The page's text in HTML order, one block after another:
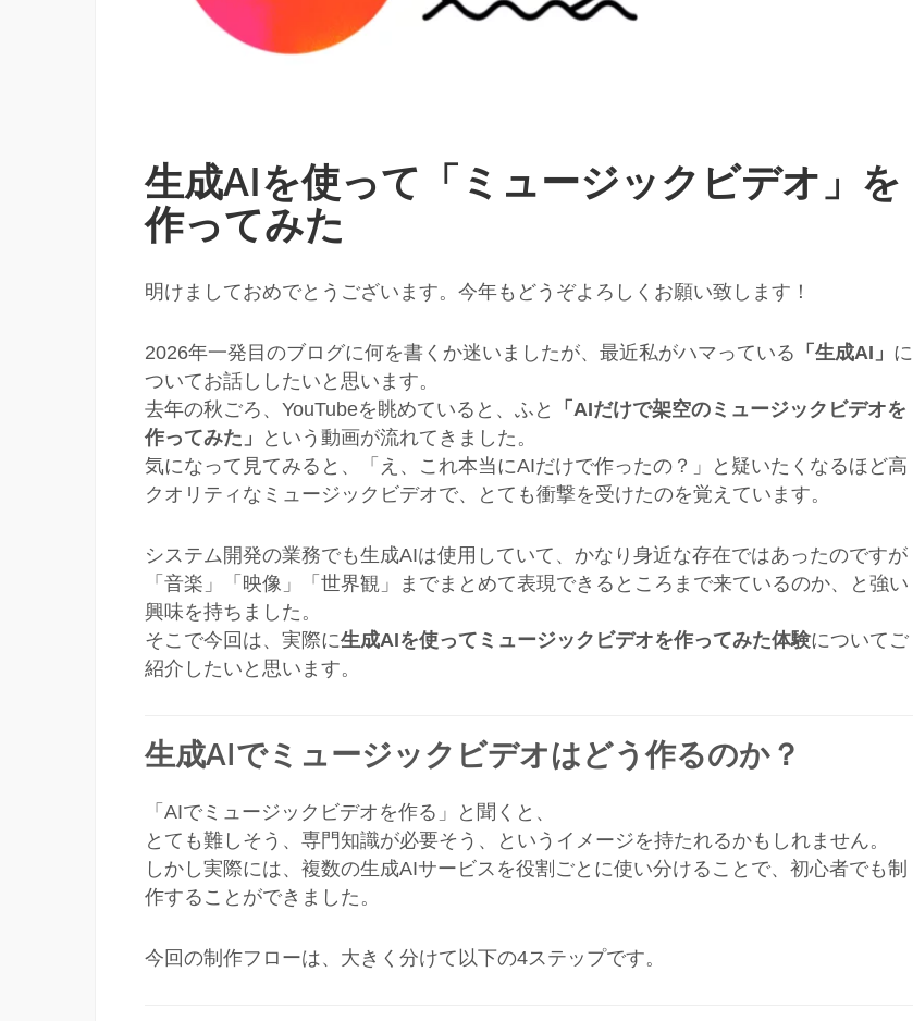
生成AIを使って「ミュージックビデオ」を
作ってみた
明けましておめでとうございます。今年もどうぞよろしくお願い致します！
2026年一発目のブログに何を書くか迷いましたが、最近私がハマっている 「生成AI」 に
ついてお話ししたいと思います。
去年の秋ごろ、YouTubeを眺めていると、ふと
「AIだけで架空のミュージックビデオを
作ってみた」
という動画が流れてきました。
気になって見てみると、「え、これ本当にAIだけで作ったの？」と疑いたくなるほど高
クオリティなミュージックビデオで、とても衝撃を受けたのを覚えています。
システム開発の業務でも生成AIは使用していて、かなり身近な存在ではあったのですが
「音楽」「映像」「世界観」までまとめて表現できるところまで来ているのか、と強い
興味を持ちました。
そこで今回は、実際に生成AIを使ってミュージックビデオを作ってみた体験についてご
紹介したいと思います。
生成AIでミュージックビデオはどう作るのか？
「AIでミュージックビデオを作る」と聞くと、
とても難しそう、専門知識が必要そう、というイメージを持たれるかもしれません。
しかし実際には、複数の生成AIサービスを役割ごとに使い分けることで、初心者でも制
作することができました。
今回の制作フローは、大きく分けて以下の4ステップです。